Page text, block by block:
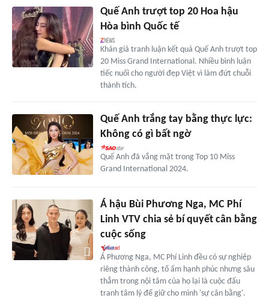
Quế Anh trượt top 20 Hoa hậu
Hòa bình Quốc tế
Khán giả tranh luận kết quả Quế Anh trượt top
20 Miss Grand International. Nhiều bình luận
tiếc nuối cho người đẹp Việt vì làm đứt chuỗi
thành tích.
Quế Anh trắng tay bằng thực lực:
Không có gì bất ngờ
Quế Anh đã vắng mặt trong Top 10 Miss
Grand International 2024.
Á hậu Bùi Phương Nga, MC Phí
Linh VTV chia sẻ bí quyết cân bằng
cuộc sống
Á Phương Nga, MC Phí Linh đều có sự nghiệp
riêng thành công, tổ ấm hạnh phúc nhưng sâu
thẳm trong nội tâm của họ lại là cuộc đấu
tranh tâm lý để giữ cho mình 'sự cân bằng'.